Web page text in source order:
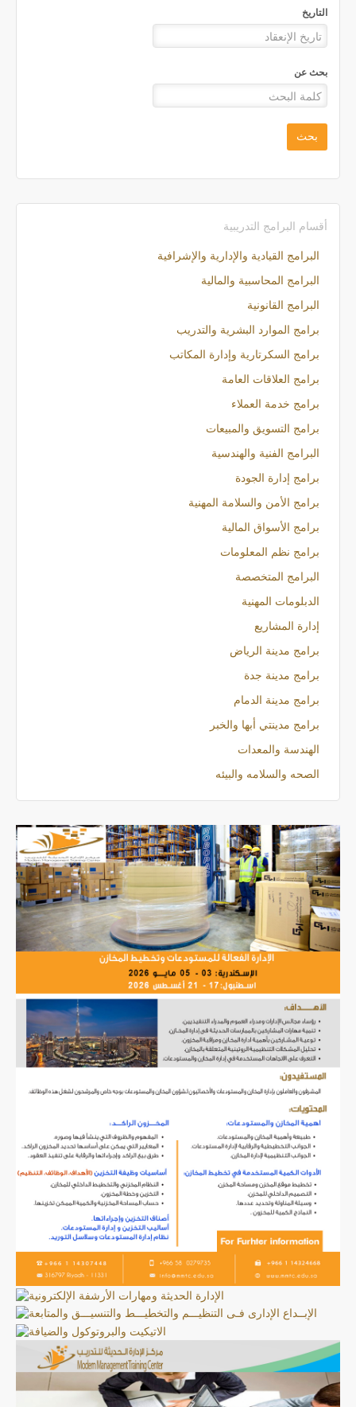
التاريخ
بحث عن
بحث
أقسام البرامج التدريبية
البرامج القيادية والإدارية والإشرافية
البرامج المحاسبية والمالية
البرامج القانونية
برامج الموارد البشرية والتدريب
برامج السكرتارية وإدارة المكاتب
برامج العلاقات العامة
برامج خدمة العملاء
برامج التسويق والمبيعات
البرامج الفنية والهندسية
برامج إدارة الجودة
برامج الأمن والسلامة المهنية
برامج الأسواق المالية
برامج نظم المعلومات
البرامج المتخصصة
الدبلومات المهنية
إدارة المشاريع
برامج مدينة الرياض
برامج مدينة جدة
برامج مدينة الدمام
برامج مدينتي أبها والخبر
الهندسة والمعدات
الصحه والسلامه والبيئه